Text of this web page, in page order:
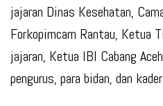
jajaran Dinas Kesehatan,
Forkopimcam Rantau, Ketua
jajaran, Ketua IBI Cabang
pengurus, para bidan, dan